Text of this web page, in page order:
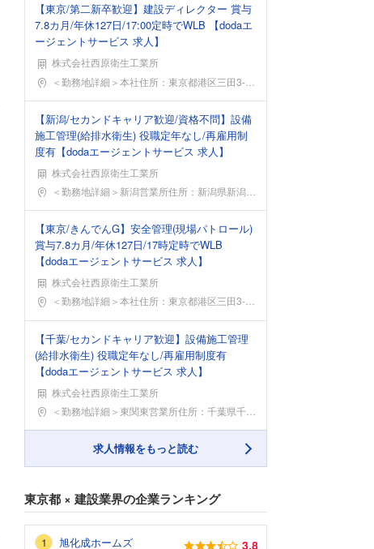
【東京/第二新卒歓迎】建設ディレクター 賞与
7.8カ月/年休127日/17:00定時でWLB 【dodaエ
ージェントサービス 求人】
株式会社西原衛生工業所
勤務地＜勤務地詳細＞本社住所：東京都港区三田3-5-27
【新潟/セカンドキャリア歓迎/資格不問】設備
施工管理(給排水衛生) 役職定年なし/再雇用制
度有【dodaエージェントサービス 求人】
株式会社西原衛生工業所
勤務地＜勤務地詳細＞新潟営業所住所：新潟県新潟市中央区三
【東京/きんでんG】安全管理(現場パトロール)
賞与7.8カ月/年休127日/17時定時でWLB
【dodaエージェントサービス 求人】
株式会社西原衛生工業所
勤務地＜勤務地詳細＞本社住所：東京都港区三田3-5-27
【千葉/セカンドキャリア歓迎】設備施工管理
(給排水衛生) 役職定年なし/再雇用制度有
【dodaエージェントサービス 求人】
株式会社西原衛生工業所
勤務地＜勤務地詳細＞東関東営業所住所：千葉県千葉市稲毛区
求人情報をもっと読む
東京都 × 建設業界の企業ランキング
旭化成ホームズ 3.8